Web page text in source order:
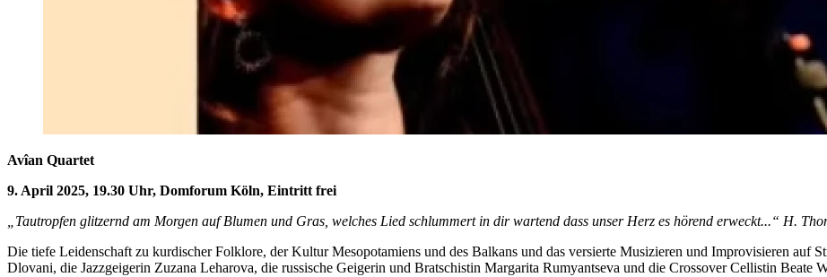
Avîan Quartet
9. April 2025, 19.30 Uhr, Domforum Köln, Eintritt frei
„Tautropfen glitzernd am Morgen auf Blumen und Gras, welches Lied schlummert in dir wartend dass unser Herz es hörend erweckt...“ H.
Die tiefe Leidenschaft zu kurdischer Folklore, der Kultur Mesopotamiens und des Balkans und das versierte Musizieren und Improvisieren auf
Dlovani, die Jazzgeigerin Zuzana Leharova, die russische Geigerin und Bratschistin Margarita Rumyantseva und die Crossover Cellistin Beate